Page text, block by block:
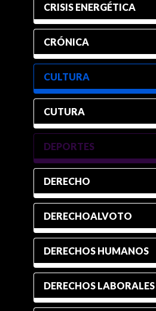
CRISIS ENERGÉTICA
CRÓNICA
CULTURA
CUTURA
DEPORTES
DERECHO
DERECHOALVOTO
DERECHOS HUMANOS
DERECHOS LABORALES